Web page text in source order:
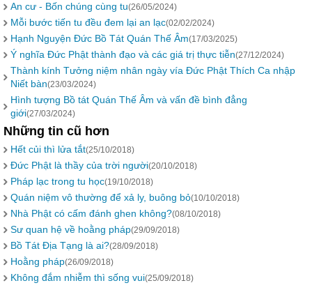
An cư - Bốn chúng cùng tu(26/05/2024)
Mỗi bước tiến tu đều đem lại an lạc(02/02/2024)
Hạnh Nguyện Đức Bồ Tát Quán Thế Âm(17/03/2025)
Ý nghĩa Đức Phật thành đạo và các giá trị thực tiễn(27/12/2024)
Thành kính Tưởng niệm nhân ngày vía Đức Phật Thích Ca nhập
Niết bàn(23/03/2024)
Hình tượng Bồ tát Quán Thế Âm và vấn đề bình đẳng
giới(27/03/2024)
Những tin cũ hơn
Hết củi thì lửa tắt(25/10/2018)
Đức Phật là thầy của trời người(20/10/2018)
Pháp lạc trong tu học(19/10/2018)
Quán niệm vô thường để xả ly, buông bỏ(10/10/2018)
Nhà Phật có cấm đánh ghen không?(08/10/2018)
Sư quan hệ về hoằng pháp(29/09/2018)
Bồ Tát Địa Tạng là ai?(28/09/2018)
Hoằng pháp(26/09/2018)
Không đắm nhiễm thì sống vui(25/09/2018)